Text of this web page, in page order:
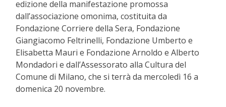
edizione della manifestazione promossa
dall’associazione omonima, costituita da
Fondazione Corriere della Sera, Fondazione
Giangiacomo Feltrinelli, Fondazione Umberto e
Elisabetta Mauri e Fondazione Arnoldo e Alberto
Mondadori e dall’Assessorato alla Cultura del
Comune di Milano, che si terrà da mercoledì 16 a
domenica 20 novembre.